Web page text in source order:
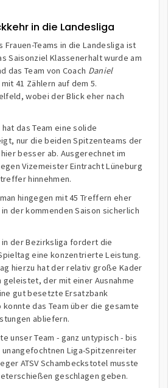
in die Landesliga
Frauen-Teams in die Landesliga ist
Saisonziel Klassenerhalt wurde am
das Team von Coach Daniel
41 Zählern auf dem 5.
wobei der Blick eher nach
das Team eine solide
nur die beiden Spitzenteams der
besser ab. Ausgerechnet im
Vizemeister Eintracht Lüneburg
hinnehmen.
hingegen mit 45 Treffern eher
der kommenden Saison sicherlich
in der Bezirksliga fordert die
eine konzentrierte Leistung.
hierzu hat der relativ große Kader
der mit einer Ausnahme
gut besetzte Ersatzbank
das Team über die gesamte
abliefern.
unser Team - ganz untypisch - bis
unangefochtnen Liga-Spitzenreiter
ATSV Schambeckstotel musste
geschlagen geben.